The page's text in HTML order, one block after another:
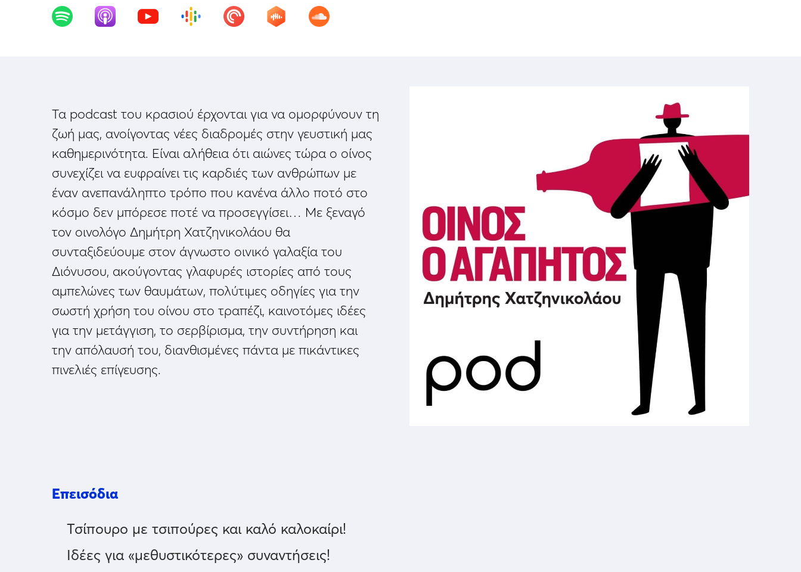
Τα podcast του κρασιού έρχονται για να ομορφύνουν τη
ζωή μας, ανοίγοντας νέες διαδρομές στην γευστική μας
καθημερινότητα. Είναι αλήθεια ότι αιώνες τώρα ο οίνος
συνεχίζει να ευφραίνει τις καρδιές των ανθρώπων με
έναν ανεπανάληπτο τρόπο που κανένα άλλο ποτό στο
κόσμο δεν μπόρεσε ποτέ να προσεγγίσει… Με ξεναγό
τον οινολόγο Δημήτρη Χατζηνικολάου θα
συνταξιδεύουμε στον άγνωστο οινικό γαλαξία του
Διόνυσου, ακούγοντας γλαφυρές ιστορίες από τους
αμπελώνες των θαυμάτων, πολύτιμες οδηγίες για την
σωστή χρήση του οίνου στο τραπέζι, καινοτόμες ιδέες
για την μετάγγιση, το σερβίρισμα, την συντήρηση και
την απόλαυσή του, διανθισμένες πάντα με πικάντικες
πινελιές επίγευσης.
Επεισόδια
Τσίπουρο με τσιπούρες και καλό καλοκαίρι!
Ιδέες για «μεθυστικότερες» συναντήσεις!